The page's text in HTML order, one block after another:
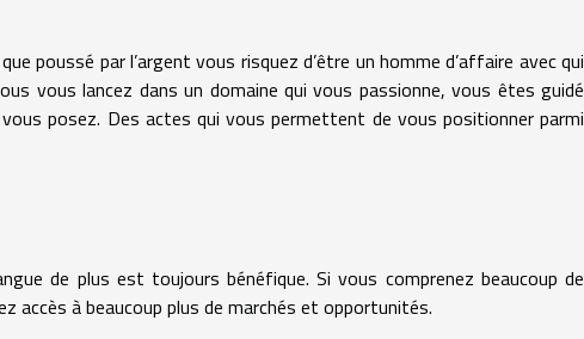
poussé par l’argent vous risquez d’être un homme d’affaire avec qui
vous lancez dans un domaine qui vous passionne, vous êtes guidé
posez. Des actes qui vous permettent de vous positionner parmi
de plus est toujours bénéfique. Si vous comprenez beaucoup de
accès à beaucoup plus de marchés et opportunités.